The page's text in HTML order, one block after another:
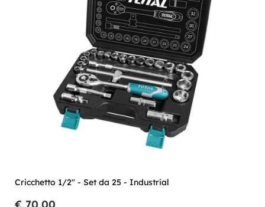
Cricchetto 1/2" - Set da 25 - Industrial